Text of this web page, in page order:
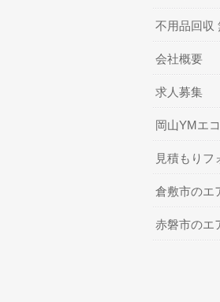
不用品回収
会社概要
求人募集
岡山YMエ
見積もりフ
倉敷市のエ
赤磐市のエ